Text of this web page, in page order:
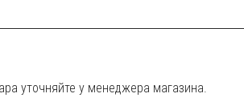
уточняйте у менеджера магазина.